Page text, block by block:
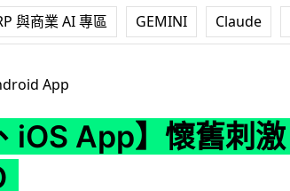
與商業 AI 專區 GEMINI Claude
App
iOS App】懷舊刺激